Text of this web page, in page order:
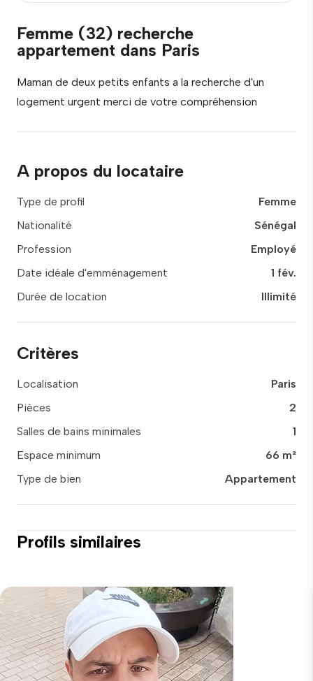
Femme (32) recherche
appartement dans Paris
Maman de deux petits enfants a la recherche d'un
logement urgent merci de votre compréhension
A propos du locataire
Type de profil
Femme
Nationalité
Sénégal
Profession
Employé
Date idéale d'emménagement
1 fév.
Durée de location
Illimité
Critères
Localisation
Paris
Pièces
2
Salles de bains minimales
1
Espace minimum
66 m²
Type de bien
Appartement
Profils similaires